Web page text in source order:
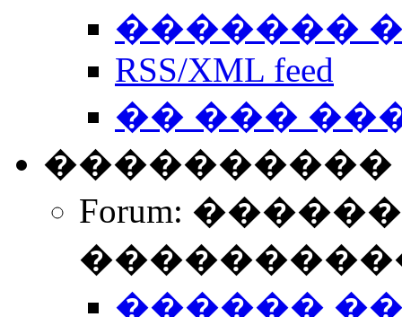
�������
RSS/XML feed
�� ���
����������
Forum:
������